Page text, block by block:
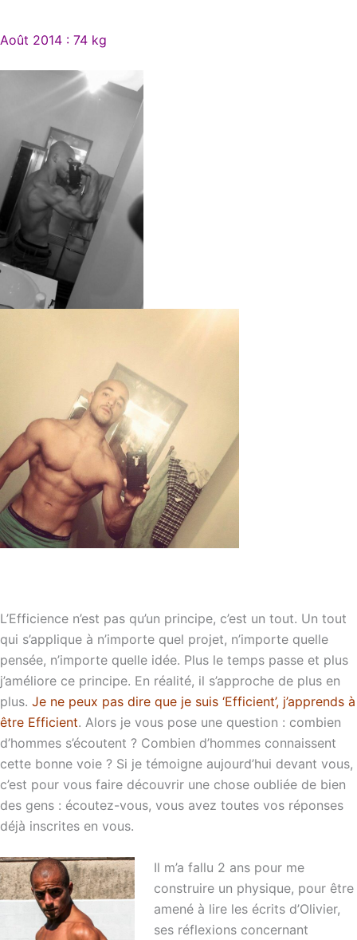
Août 2014 : 74 kg
L’Efficience n’est pas qu’un principe, c’est un tout. Un tout
qui s’applique à n’importe quel projet, n’importe quelle
pensée, n’importe quelle idée. Plus le temps passe et plus
j’améliore ce principe. En réalité, il s’approche de plus en
plus. Je ne peux pas dire que je suis ‘Efficient’, j’apprends à
être Efficient. Alors je vous pose une question : combien
d’hommes s’écoutent ? Combien d’hommes connaissent
cette bonne voie ? Si je témoigne aujourd’hui devant vous,
c’est pour vous faire découvrir une chose oubliée de bien
des gens : écoutez-vous, vous avez toutes vos réponses
déjà inscrites en vous.
Il m’a fallu 2 ans pour me
construire un physique, pour être
amené à lire les écrits d’Olivier,
ses réflexions concernant